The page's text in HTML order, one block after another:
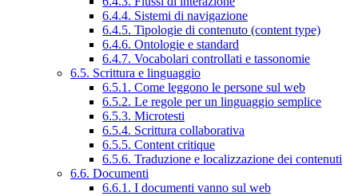
6.4.4. Sistemi di navigazione
6.4.5. Tipologie di contenuto (content type)
6.4.6. Ontologie e standard
6.4.7. Vocabolari controllati e tassonomie
6.5. Scrittura e linguaggio
6.5.1. Come leggono le persone sul web
6.5.2. Le regole per un linguaggio semplice
6.5.3. Microtesti
6.5.4. Scrittura collaborativa
6.5.5. Content critique
6.5.6. Traduzione e localizzazione dei contenuti
6.6. Documenti
6.6.1. I documenti vanno sul web